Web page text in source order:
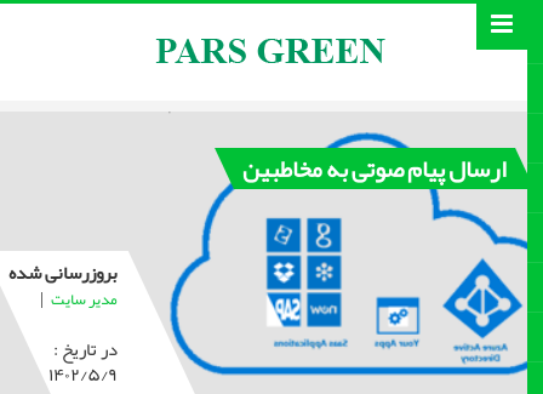
ارسال پیام صوتی به مخاطبین
بروزرسانی شده
مدیر سایت |
در تاریخ :
۱۴۰۲/۵/۹